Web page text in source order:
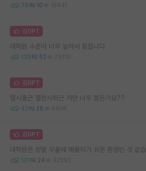
76 10 18441
김GPT
대학원 수준이 너무 높아서 힘듭니다
139 52 75110
김GPT
열시출근 열한시퇴근 저만 너무 힘든가요??
42 25 9406
김GPT
대학원은 정말 우울에 매몰되기 쉬운 환경인 것 같습
131 24 32092